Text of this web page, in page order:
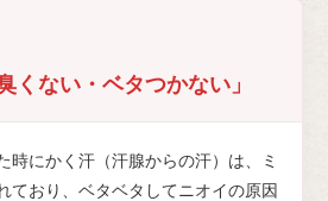
くない・ベタつかない」
時にかく汗（汗腺からの汗）は、ミ
ており、ベタベタしてニオイの原因